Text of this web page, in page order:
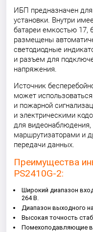
ИБП предназначен
установки. Внутри
батареи емкостью 17,
размещены
светодиодные
и разъем для
напряжения.
Источник
может
и пожарной
и электрическими
для
маршрутизаторами и
передачи данных.
Преимущества
PS2410G-2:
Широкий диапазон
264 В.
Диапазон выходного
Высокая точность
Помехоподавляющие